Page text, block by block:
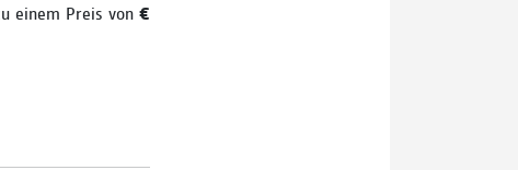
einem Preis von €